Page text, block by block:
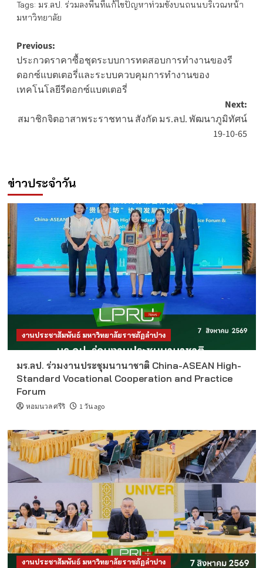
Tags: มร.ลป. ร่วมลงพื้นที่แก้ไขปัญหาท่วมขังบนถนนบริเวณหน้า
มหาวิทยาลัย
Post
navigation
Previous:
ประกวดราคาซื้อชุดระบบการทดสอบการทำงานของรี
ดอกซ์แบตเตอรี่และระบบควบคุมการทำงานของ
เทคโนโลยีรีดอกซ์แบตเตอรี่
Next:
สมาชิกจิตอาสาพระราชทาน สังกัด มร.ลป. พัฒนาภูมิทัศน์
19-10-65
ข่าวประจำวัน
งานประชาสัมพันธ์ มหาวิทยาลัยราชภัฏลำปาง
มร.ลป. ร่วมงานประชุมนานาชาติ China-ASEAN High-
Standard Vocational Cooperation and Practice
Forum
หอมนวล ศรีริ 1 วัน ago
งานประชาสัมพันธ์ มหาวิทยาลัยราชภัฏลำปาง